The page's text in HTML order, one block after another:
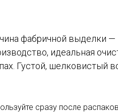
фабричной выделки —
идеальная
Густой, шелковистый
сразу после